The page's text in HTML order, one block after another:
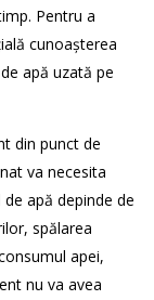
Pentru a
cunoașterea
apă uzată pe
din punct de
va necesita
apă depinde de
spălarea
apei,
nu va avea